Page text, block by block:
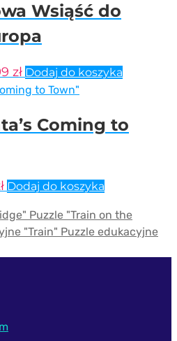
Wsiąść do
zł Dodaj do koszyka
Coming to
Dodaj do koszyka
Puzzle "Train on the
Puzzle edukacyjne